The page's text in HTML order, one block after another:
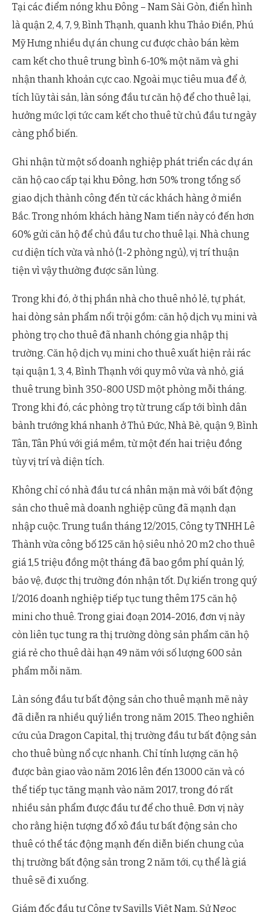
Tại các điểm nóng khu Đông – Nam Sài Gòn, điển hình
là quận 2, 4, 7, 9, Bình Thạnh, quanh khu Thảo Điền, Phú
Mỹ Hưng nhiều dự án chung cư được chào bán kèm
cam kết cho thuê trung bình 6-10% một năm và ghi
nhận thanh khoản cực cao. Ngoài mục tiêu mua để ở,
tích lũy tài sản, làn sóng đầu tư căn hộ để cho thuê lại,
hưởng mức lợi tức cam kết cho thuê từ chủ đầu tư ngày
càng phổ biến.
Ghi nhận từ một số doanh nghiệp phát triển các dự án
căn hộ cao cấp tại khu Đông, hơn 50% trong tổng số
giao dịch thành công đến từ các khách hàng ở miền
Bắc. Trong nhóm khách hàng Nam tiến này có đến hơn
60% gửi căn hộ để chủ đầu tư cho thuê lại. Nhà chung
cư diện tích vừa và nhỏ (1-2 phòng ngủ), vị trí thuận
tiện vì vậy thường được săn lùng.
Trong khi đó, ở thị phần nhà cho thuê nhỏ lẻ, tự phát,
hai dòng sản phẩm nổi trội gồm: căn hộ dịch vụ mini và
phòng trọ cho thuê đã nhanh chóng gia nhập thị
trường. Căn hộ dịch vụ mini cho thuê xuất hiện rải rác
tại quận 1, 3, 4, Bình Thạnh với quy mô vừa và nhỏ, giá
thuê trung bình 350-800 USD một phòng mỗi tháng.
Trong khi đó, các phòng trọ từ trung cấp tới bình dân
bành trướng khá nhanh ở Thủ Đức, Nhà Bè, quận 9, Bình
Tân, Tân Phú với giá mềm, từ một đến hai triệu đồng
tùy vị trí và diện tích.
Không chỉ có nhà đầu tư cá nhân mặn mà với bất động
sản cho thuê mà doanh nghiệp cũng đã mạnh dạn
nhập cuộc. Trung tuần tháng 12/2015, Công ty TNHH Lê
Thành vừa công bố 125 căn hộ siêu nhỏ 20 m2 cho thuê
giá 1,5 triệu đồng một tháng đã bao gồm phí quản lý,
bảo vệ, được thị trường đón nhận tốt. Dự kiến trong quý
I/2016 doanh nghiệp tiếp tục tung thêm 175 căn hộ
mini cho thuê. Trong giai đoạn 2014-2016, đơn vị này
còn liên tục tung ra thị trường dòng sản phẩm căn hộ
giá rẻ cho thuê dài hạn 49 năm với số lượng 600 sản
phẩm mỗi năm.
Làn sóng đầu tư bất động sản cho thuê mạnh mẽ này
đã diễn ra nhiều quý liền trong năm 2015. Theo nghiên
cứu của Dragon Capital, thị trường đầu tư bất động sản
cho thuê bùng nổ cực nhanh. Chỉ tính lượng căn hộ
được bàn giao vào năm 2016 lên đến 13.000 căn và có
thể tiếp tục tăng mạnh vào năm 2017, trong đó rất
nhiều sản phẩm được đầu tư để cho thuê. Đơn vị này
cho rằng hiện tượng đổ xô đầu tư bất động sản cho
thuê có thể tác động mạnh đến diễn biến chung của
thị trường bất động sản trong 2 năm tới, cụ thể là giá
thuê sẽ đi xuống.
Giám đốc đầu tư Công ty Savills Việt Nam, Sử Ngọc